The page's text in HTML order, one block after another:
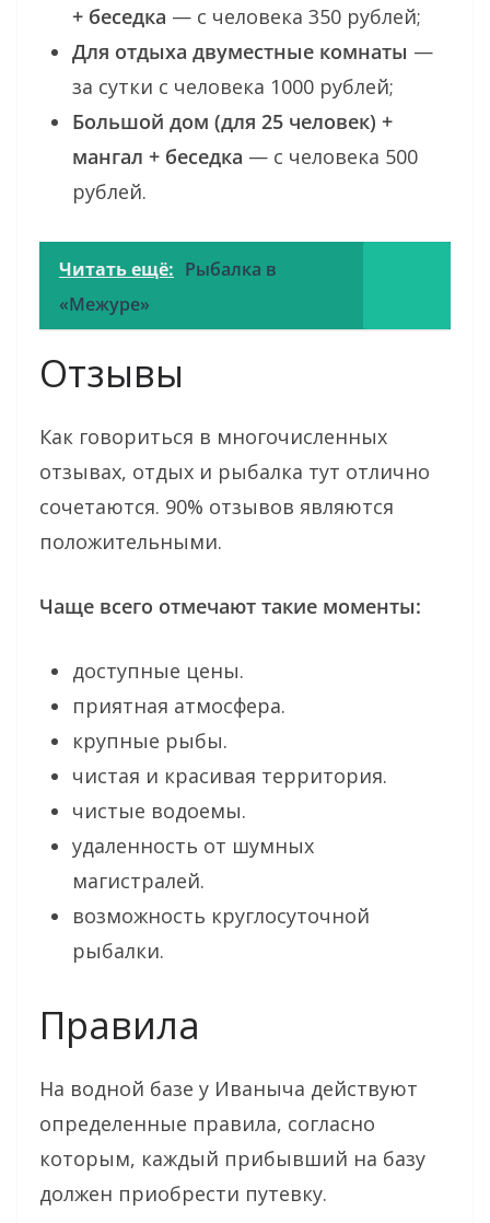
+ беседка — с человека 350 рублей;
Для отдыха двуместные комнаты —
за сутки с человека 1000 рублей;
Большой дом (для 25 человек) +
мангал + беседка — с человека 500
рублей.
Читать ещё: Рыбалка в
«Межуре»
Отзывы
Как говориться в многочисленных
отзывах, отдых и рыбалка тут отлично
сочетаются. 90% отзывов являются
положительными.
Чаще всего отмечают такие моменты:
доступные цены.
приятная атмосфера.
крупные рыбы.
чистая и красивая территория.
чистые водоемы.
удаленность от шумных
магистралей.
возможность круглосуточной
рыбалки.
Правила
На водной базе у Иваныча действуют
определенные правила, согласно
которым, каждый прибывший на базу
должен приобрести путевку.